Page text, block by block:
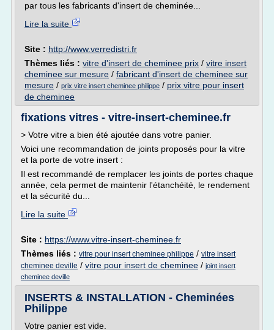
par tous les fabricants d'insert de cheminée...
Lire la suite
Site : http://www.verredistri.fr
Thèmes liés : vitre d'insert de cheminee prix / vitre insert
cheminee sur mesure / fabricant d'insert de cheminee sur
mesure / prix vitre insert cheminee philippe / prix vitre pour insert
de cheminee
fixations vitres - vitre-insert-cheminee.fr
> Votre vitre a bien été ajoutée dans votre panier.
Voici une recommandation de joints proposés pour la vitre
et la porte de votre insert :
Il est recommandé de remplacer les joints de portes chaque
année, cela permet de maintenir l'étanchéité, le rendement
et la sécurité du...
Lire la suite
Site : https://www.vitre-insert-cheminee.fr
Thèmes liés : vitre pour insert cheminee philippe / vitre insert
cheminee deville / vitre pour insert de cheminee / joint insert
cheminee deville
INSERTS & INSTALLATION - Cheminées
Philippe
Votre panier est vide.